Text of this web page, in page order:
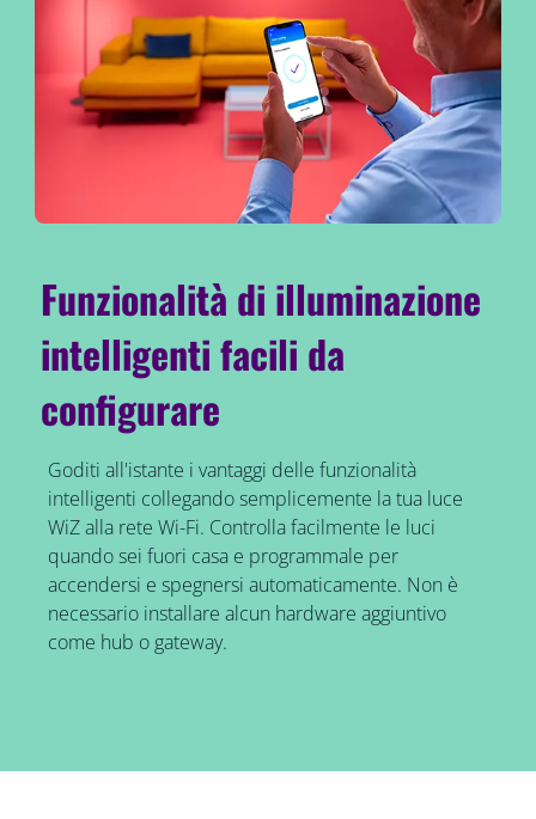
Funzionalità di illuminazione
intelligenti facili da
configurare
Goditi all'istante i vantaggi delle funzionalità
intelligenti collegando semplicemente la tua luce
WiZ alla rete Wi-Fi. Controlla facilmente le luci
quando sei fuori casa e programmale per
accendersi e spegnersi automaticamente. Non è
necessario installare alcun hardware aggiuntivo
come hub o gateway.